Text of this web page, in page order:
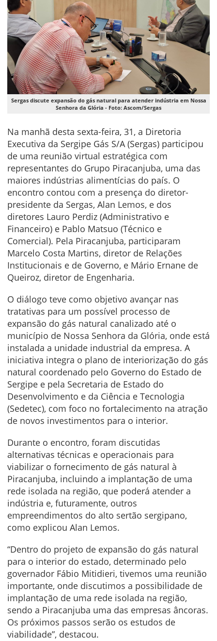
Sergas discute expansão do gás natural para atender indústria em Nossa
Senhora da Glória - Foto: Ascom/Sergas
Na manhã desta sexta-feira, 31, a Diretoria
Executiva da Sergipe Gás S/A (Sergas) participou
de uma reunião virtual estratégica com
representantes do Grupo Piracanjuba, uma das
maiores indústrias alimentícias do país. O
encontro contou com a presença do diretor-
presidente da Sergas, Alan Lemos, e dos
diretores Lauro Perdiz (Administrativo e
Financeiro) e Pablo Matsuo (Técnico e
Comercial). Pela Piracanjuba, participaram
Marcelo Costa Martins, diretor de Relações
Institucionais e de Governo, e Mário Ernane de
Queiroz, diretor de Engenharia.
O diálogo teve como objetivo avançar nas
tratativas para um possível processo de
expansão do gás natural canalizado até o
município de Nossa Senhora da Glória, onde está
instalada a unidade industrial da empresa. A
iniciativa integra o plano de interiorização do gás
natural coordenado pelo Governo do Estado de
Sergipe e pela Secretaria de Estado do
Desenvolvimento e da Ciência e Tecnologia
(Sedetec), com foco no fortalecimento na atração
de novos investimentos para o interior.
Durante o encontro, foram discutidas
alternativas técnicas e operacionais para
viabilizar o fornecimento de gás natural à
Piracanjuba, incluindo a implantação de uma
rede isolada na região, que poderá atender a
indústria e, futuramente, outros
empreendimentos do alto sertão sergipano,
como explicou Alan Lemos.
“Dentro do projeto de expansão do gás natural
para o interior do estado, determinado pelo
governador Fábio Mitidieri, tivemos uma reunião
importante, onde discutimos a possibilidade de
implantação de uma rede isolada na região,
sendo a Piracanjuba uma das empresas âncoras.
Os próximos passos serão os estudos de
viabilidade”, destacou.